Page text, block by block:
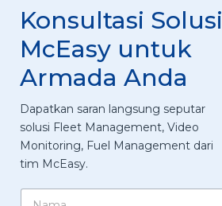
Konsultasi Solusi
McEasy untuk
Armada Anda
Dapatkan saran langsung seputar
solusi Fleet Management, Video
Monitoring, Fuel Management dari
tim McEasy.
N